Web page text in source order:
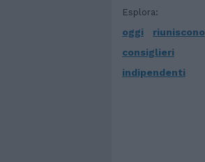
Esplora:
oggi
riuniscono
consiglieri
indipendenti